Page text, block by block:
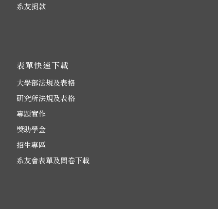
系友捐款
表單快速下載
大學部法規及表格
研究所法規及表格
專題實作
獎助學金
招生專區
系友會表單及問卷下載